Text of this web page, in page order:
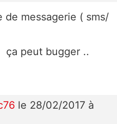
de messagerie ( sms/
ça peut bugger ..
le 28/02/2017 à